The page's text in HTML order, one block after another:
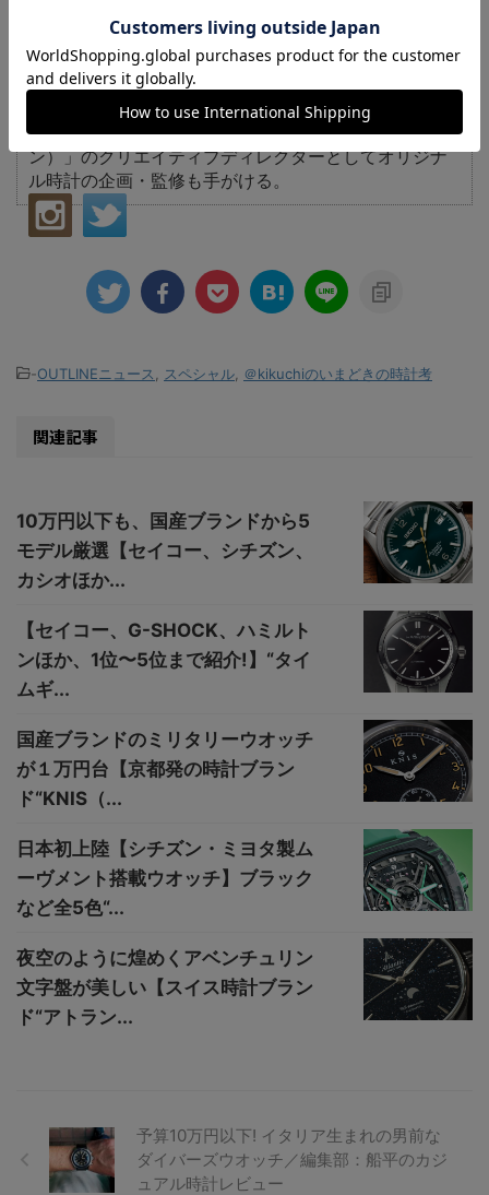
す。現在、発行人兼総編集長として刊行数は年間20冊
以上にのぼる。また、近年では、業界初の時計専門の
クラウドファンディングサイト「WATCH Makers」を
開設。さらには、アンティークウオッチのテイストを
再現した自身の時計ブランド「OUTLINE（アウトライ
ン）」のクリエイティブディレクターとしてオリジナ
ル時計の企画・監修も手がける。
-OUTLINEニュース スペシャル ＠kikuchiのいまどきの時計考
関連記事
10万円以下も、国産ブランドから5
モデル厳選【セイコー、シチズン、
カシオほか...
【セイコー、G-SHOCK、ハミルト
ンほか、1位〜5位まで紹介!】“タイ
ムギ...
国産ブランドのミリタリーウオッチ
が１万円台【京都発の時計ブラン
ド“KNIS（...
日本初上陸【シチズン・ミヨタ製ム
ーヴメント搭載ウオッチ】ブラック
など全5色“...
夜空のように煌めくアベンチュリン
文字盤が美しい【スイス時計ブラン
ド“アトラン...
予算10万円以下! イタリア生まれの男前な
ダイバーズウオッチ／編集部：船平のカジ
ュアル時計レビュー